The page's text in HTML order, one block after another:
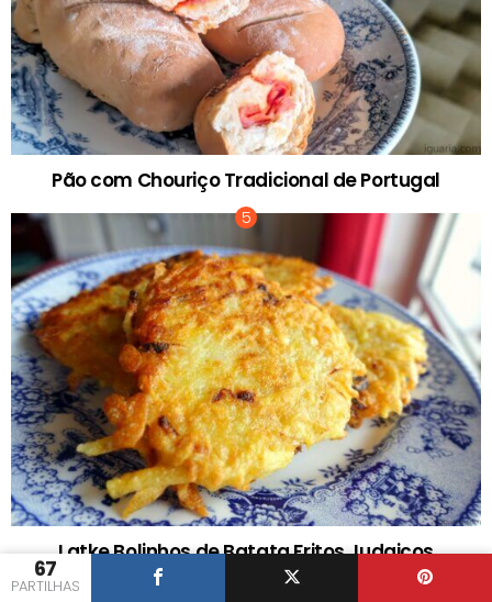
67
PARTILHAS
Pão com Chouriço Tradicional de Portugal
Latke Bolinhos de Batata Fritos Judaicos